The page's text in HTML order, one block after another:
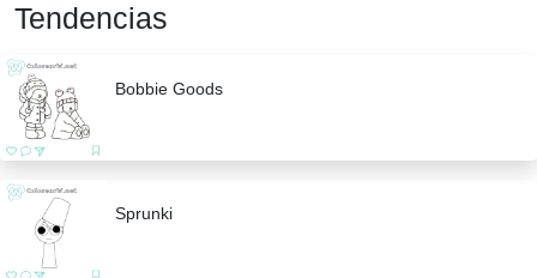
Tendencias
Bobbie Goods
Sprunki